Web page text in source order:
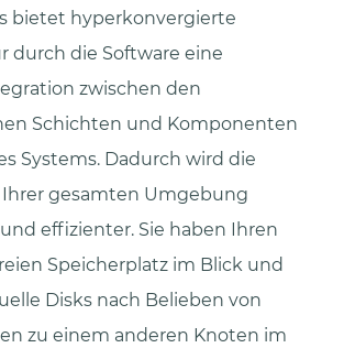
bietet hyperkonvergierte
durch die Software eine
zwischen den
Schichten und Komponenten
Systems. Dadurch wird die
gesamten Umgebung
effizienter. Sie haben Ihren
Speicherplatz im Blick und
Disks nach Belieben von
zu einem anderen Knoten im